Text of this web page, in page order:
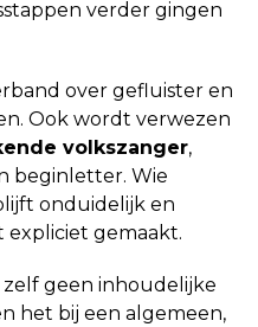
verder gingen
over gefluister en
Ook wordt verwezen
volkszanger,
beginletter. Wie
onduidelijk en
gemaakt.
geen inhoudelijke
het bij een algemeen,